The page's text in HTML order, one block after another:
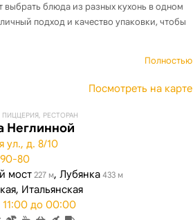
выбрать блюда из разных кухонь в одном
подход и качество упаковки, чтобы
Полностью
Посмотреть на карте
РЕСТОРАН
Неглинной
ул., д. 8/10
90-80
мост 227 м, Лубянка 433 м
Итальянская
11:00 до 00:00